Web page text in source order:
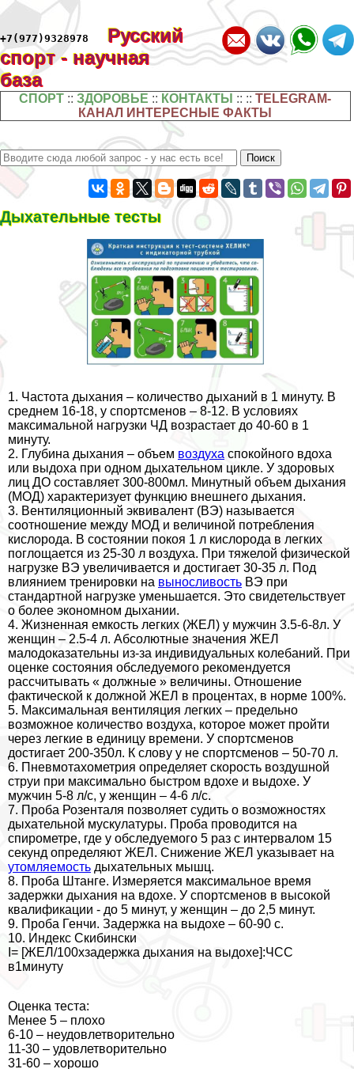
+7(977)9328978
Русский
спорт - научная
база
СПОРТ ::ЗДОРОВЬЕ :: КОНТАКТЫ :: ::TELEGRAM-
КАНАЛ ИНТЕРЕСНЫЕ ФАКТЫ
Дыхательные тесты
1. Частота дыхания – количество дыханий в 1 минуту. В
среднем 16-18, у спортсменов – 8-12. В условиях
максимальной нагрузки ЧД возрастает до 40-60 в 1
минуту.
2. Глубина дыхания – объем воздуха спокойного вдоха
или выдоха при одном дыхательном цикле. У здоровых
лиц ДО составляет 300-800мл. Минутный объем дыхания
(МОД) хаpaктеризует функцию внешнего дыхания.
3. Вентиляционный эквивалент (ВЭ) называется
соотношение между МОД и величиной потрeбления
кислорода. В состоянии покоя 1 л кислорода в легких
поглощается из 25-30 л воздуха. При тяжелой физической
нагрузке ВЭ увеличивается и достигает 30-35 л. Под
влиянием тренировки на выносливость ВЭ при
стандартной нагрузке уменьшается. Это свидетельствует
о более экономном дыхании.
4. Жизненная емкость легких (ЖЕЛ) у мужчин 3.5-6-8л. У
женщин – 2.5-4 л. Абсолютные значения ЖЕЛ
малодоказательны из-за индивидуальных колебаний. При
оценке состояния обследуемого рекомендуется
рассчитывать « должные » величины. Отношение
фактической к должной ЖЕЛ в процентах, в норме 100%.
5. Максимальная вентиляция легких – предельно
возможное количество воздуха, которое может пройти
через легкие в единицу времени. У спортсменов
достигает 200-350л. К слову у не спортсменов – 50-70 л.
6. Пневмотахометрия определяет скорость воздушной
струи при максимально быстром вдохе и выдохе. У
мужчин 5-8 л/с, у женщин – 4-6 л/с.
7. Проба Розенталя позволяет судить о возможностях
дыхательной мускулатуры. Проба проводится на
спирометре, где у обследуемого 5 раз с интервалом 15
секунд определяют ЖЕЛ. Снижение ЖЕЛ указывает на
утомляемость дыхательных мышц.
8. Проба Штанге. Измеряется максимальное время
задержки дыхания на вдохе. У спортсменов в высокой
квалификации - до 5 минут, у женщин – до 2,5 минут.
9. Проба Генчи. Задержка на выдохе – 60-90 с.
10. Индекс Скибински
I= [ЖЕЛ/100хзадержка дыхания на выдохе]:ЧСС
в1минуту
Оценка теста:
Менее 5 – плохо
6-10 – неудовлетворительно
11-30 – удовлетворительно
31-60 – хорошо